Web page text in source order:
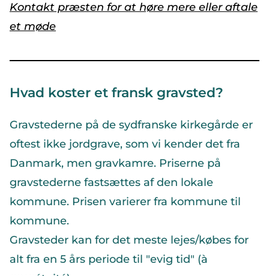
Kontakt præsten for at høre mere eller aftale
et møde
Hvad koster et fransk gravsted?
Gravstederne på de sydfranske kirkegårde er
oftest ikke jordgrave, som vi kender det fra
Danmark, men gravkamre. Priserne på
gravstederne fastsættes af den lokale
kommune. Prisen varierer fra kommune til
kommune.
Gravsteder kan for det meste lejes/købes for
alt fra en 5 års periode til "evig tid" (à